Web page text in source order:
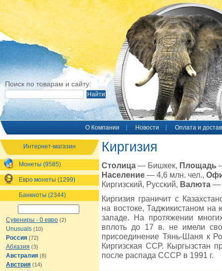
Поиск по товарам и сайту:
O Компании Новости Оплата и
Интернет-магазин
Монеты (9585)
Евро монеты (1299)
Банкноты (2344)
Сувениры - 0 евро (2)
Unusuals (10)
Россия (72)
Абхазия (3)
Австралия (8)
Австрия (14)
Киргизия
Столица — Бишкек, Площадь
Население — 4,6 млн. чел.,
Киргизский, Русский, Валюта —
Киргизия граничит с
на востоке, Таджикистаном на
западе. На протяжении
вплоть до 17 в. не имели
присоединение Тянь-Шаня к
Киргизская ССР. Кыргызстан
после распада СССР в 1991 г.